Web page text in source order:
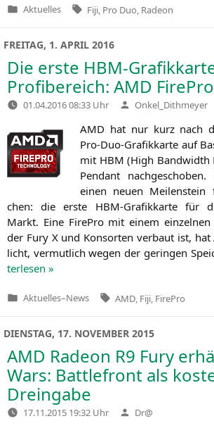
Veröffentlicht
Aktuelles Tags:
Fiji Pro Duo Radeon
FREITAG, 1. APRIL 2016
Die erste HBM-
Profibereich: AMD FirePro
01.04.2016 08:33 Uhr Verfasst
von
Onkel_Dithmeyer
AMD hat nur kurz nach
Pro-Duo-Gra­fik­kar­te auf
mit HBM (High Band­width
Pen­dant
einen neu­en
chen: die ers­te HBM-Gra­fik­kar­te für
Markt. Eine Fire­Pro mit einem
der Fury X und Kon­sor­ten ver­baut ist, hat
licht, ver­mut­lich wegen der gerin­gen
ter­le­sen »
Veröffentlicht
Aktuelles–News Tags:
AMD Fiji FirePro
DIENSTAG, 17. NOVEMBER 2015
AMD Radeon R9 Fury
Wars: Battlefront als
Dreingabe
17.11.2015 19:32 Uhr Verfasst
von
Dr@